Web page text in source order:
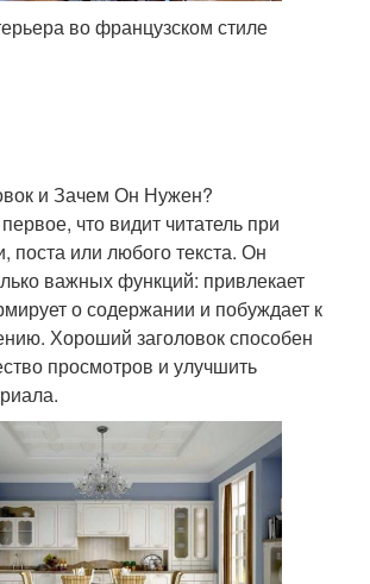
во французском стиле
и Зачем Он Нужен?
что видит читатель при
поста или любого текста. Он
важных функций: привлекает
о содержании и побуждает к
Хороший заголовок способен
просмотров и улучшить